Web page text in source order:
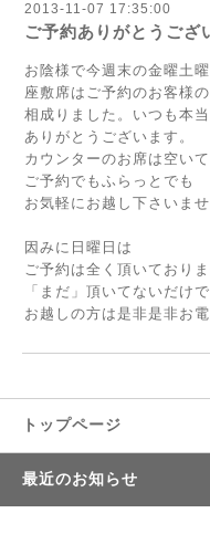
2013-11-07 17:35:00
ご予約ありがとうござ
お陰様で今週末の金曜土
座敷席はご予約のお客様の
相成りました。いつも本
ありがとうございます。
カウンターのお席は空い
ご予約でもふらっとでも
お気軽にお越し下さいま
因みに日曜日は
ご予約は全く頂いており
「まだ」頂いてないだけ
お越しの方は是非是非お
トップページ
最近のお知らせ